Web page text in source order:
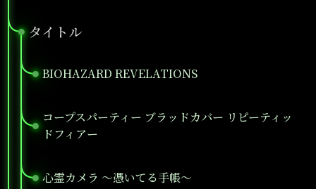
タイトル
●
BIOHAZARD REVELATIONS
●
コープスパーティー ブラッドカバー リピーティッ
ドフィアー
●
心霊カメラ ～憑いてる手帳～
●